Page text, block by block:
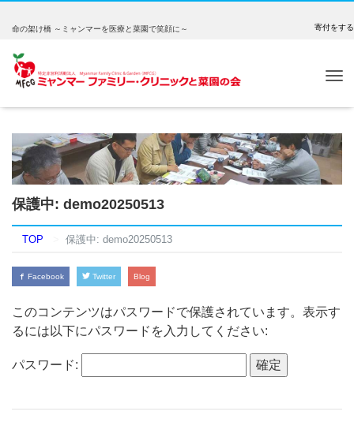
寄付をする
命の架け橋 ～ミャンマーを医療と菜園で笑顔に～
保護中: demo20250513
TOP 保護中: demo20250513
Facebook Twitter Blog
このコンテンツはパスワードで保護されています。表示す
るには以下にパスワードを入力してください:
パスワード: